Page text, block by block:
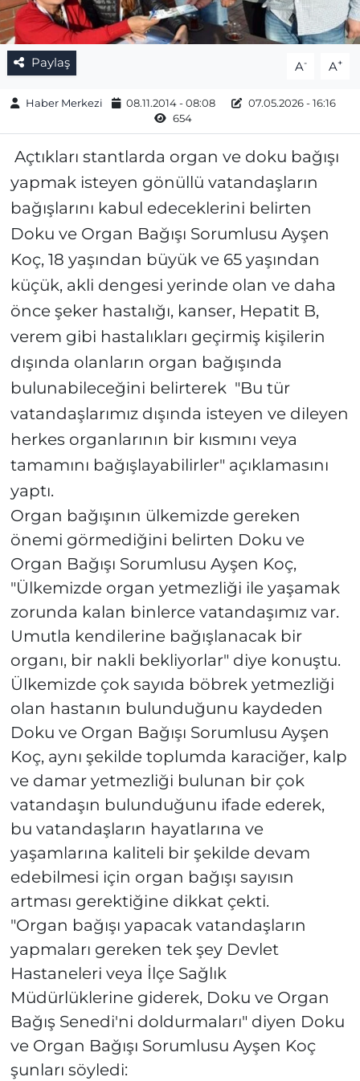
Paylaş A- A+
Haber Merkezi 08.11.2014 - 08:08
07.05.2026 - 16:16
654
Açtıkları stantlarda organ ve doku bağışı
yapmak isteyen gönüllü vatandaşların
bağışlarını kabul edeceklerini belirten
Doku ve Organ Bağışı Sorumlusu Ayşen
Koç, 18 yaşından büyük ve 65 yaşından
küçük, akli dengesi yerinde olan ve daha
önce şeker hastalığı, kanser, Hepatit B,
verem gibi hastalıkları geçirmiş kişilerin
dışında olanların organ bağışında
bulunabileceğini belirterek "Bu tür
vatandaşlarımız dışında isteyen ve dileyen
herkes organlarının bir kısmını veya
tamamını bağışlayabilirler" açıklamasını
yaptı.
Organ bağışının ülkemizde gereken
önemi görmediğini belirten Doku ve
Organ Bağışı Sorumlusu Ayşen Koç,
"Ülkemizde organ yetmezliği ile yaşamak
zorunda kalan binlerce vatandaşımız var.
Umutla kendilerine bağışlanacak bir
organı, bir nakli bekliyorlar" diye konuştu.
Ülkemizde çok sayıda böbrek yetmezliği
olan hastanın bulunduğunu kaydeden
Doku ve Organ Bağışı Sorumlusu Ayşen
Koç, aynı şekilde toplumda karaciğer, kalp
ve damar yetmezliği bulunan bir çok
vatandaşın bulunduğunu ifade ederek,
bu vatandaşların hayatlarına ve
yaşamlarına kaliteli bir şekilde devam
edebilmesi için organ bağışı sayısın
artması gerektiğine dikkat çekti.
"Organ bağışı yapacak vatandaşların
yapmaları gereken tek şey Devlet
Hastaneleri veya İlçe Sağlık
Müdürlüklerine giderek, Doku ve Organ
Bağış Senedi'ni doldurmaları" diyen Doku
ve Organ Bağışı Sorumlusu Ayşen Koç
şunları söyledi: